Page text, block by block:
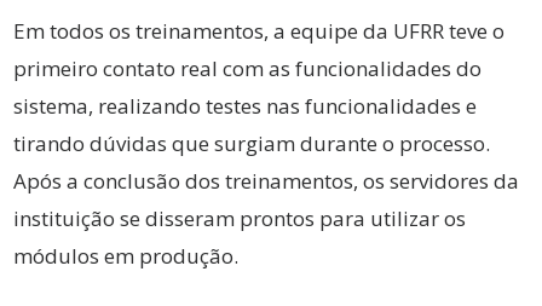
Em todos os treinamentos, a equipe da UFRR teve o
primeiro contato real com as funcionalidades do
sistema, realizando testes nas funcionalidades e
tirando dúvidas que surgiam durante o processo.
Após a conclusão dos treinamentos, os servidores da
instituição se disseram prontos para utilizar os
módulos em produção.